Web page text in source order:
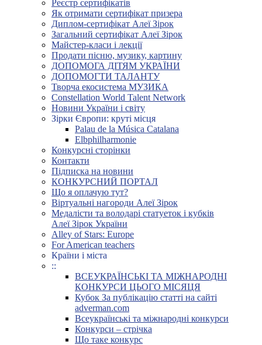
Реєстр сертифікатів
Як отримати сертифікат призера
Диплом-сертифікат Алеї Зірок
Загальний сертифікат Алеї Зірок
Майстер-класи і лекції
Продати пісню, музику, картину
ДОПОМОГА ДІТЯМ УКРАЇНИ
ДОПОМОГТИ ТАЛАНТУ
Творча екосистема МУЗИКА
Constellation World Talent Network
Новини України і світу
Зірки Європи: круті місця
Palau de la Música Catalana
Elbphilharmonie
Конкурсні сторінки
Контакти
Підписка на новини
КОНКУРСНИЙ ПОРТАЛ
Що я оплачую тут?
Віртуальні нагороди Алеї Зірок
Медалісти та володарі статуеток і кубків
Алеї Зірок України
Alley of Stars: Europe
For American teachers
Країни і міста
::
ВСЕУКРАЇНСЬКІ ТА МІЖНАРОДНІ
КОНКУРСИ ЦЬОГО МІСЯЦЯ
Кубок За публікацію статті на сайті
adverman.com
Всеукраїнські та міжнародні конкурси
Конкурси – стрічка
Що таке конкурс